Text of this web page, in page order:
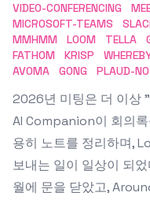
VIDEO-CONFERENCING
MICROSOFT-TEAMS
MMHMM
LOOM TELLA
FATHOM
KRISP
AVOMA
GONG PLAUD-
2026년 미팅은 더 이상
AI Companion이 회의
용히 노트를 정리하며,
보내는 일이 일상이 되
월에 문을 닫았고,